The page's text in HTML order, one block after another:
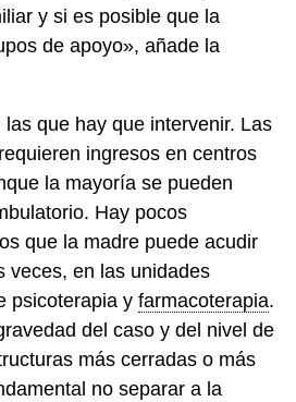
y si es posible que la
de apoyo», añade la
que hay que intervenir. Las
ingresos en centros
la mayoría se pueden
Hay pocos
que la madre puede acudir
veces, en las unidades
psicoterapia y farmacoterapia.
del caso y del nivel de
más cerradas o más
no separar a la